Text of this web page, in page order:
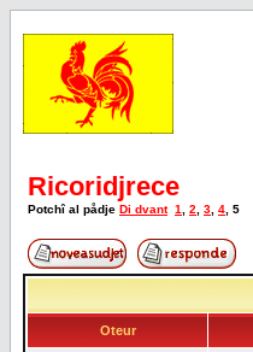
Ricoridjrece
Potchî al pådje Di dvant 1 2 3 4 5
Oteur